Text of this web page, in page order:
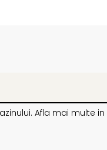
Afla mai multe in